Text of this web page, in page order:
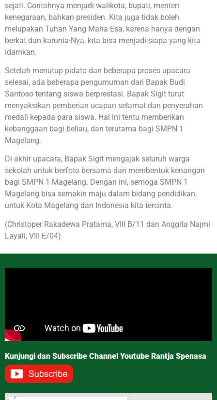
sejati. Contohnya menjadi walikota, bupati, menteri
kenegaraan, bahkan presiden. Kita juga tidak boleh
melupakan Tuhan Yang Maha Esa, karena hanya dengan
berkat dan karunia-Nya, kita bisa menjadi siapa yang kita
idamkan.
Setelah menutup pidato dan beberapa proses upacara
selesai, ada beberapa pengumuman dari Bapak Budi
Santoso tentang siswa berprestasi. Bapak Sigit turut
menyaksikan pemberian ucapan selamat dan penyerahan
medali kepada para siswa. Hal ini tentu memberikan
kebanggaan bagi beliau, dan terutama bagi SMPN 1
Magelang.
Di akhir upacara, Bapak Sigit mengajak seluruh warga
sekolah untuk berfoto bersama dan membentuk kenangan
bagi SMPN 1 Magelang. Dengan ini, semoga SMPN 1
Magelang bisa semakin maju dalam bidang pendidikan,
untuk Kota Magelang dan Indonesia kita tercinta.
(Christoper Rakadewa Pratama, VIII B/11 dan Anggita Najmi
Layali, VIII E/04)
Kunjungi dan Subscribe Channel Youtube Rantja Spenasa